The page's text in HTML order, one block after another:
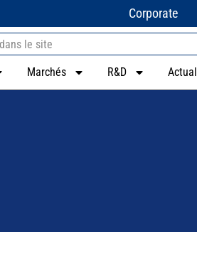
Corporate
Marchés R&D